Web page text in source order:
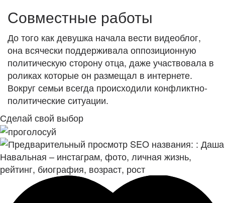
Совместные работы
До того как девушка начала вести видеоблог,
она всячески поддерживала оппозиционную
политическую сторону отца, даже участвовала в
роликах которые он размещал в интернете.
Вокруг семьи всегда происходили конфликтно-
политические ситуации.
Сделай свой выбор